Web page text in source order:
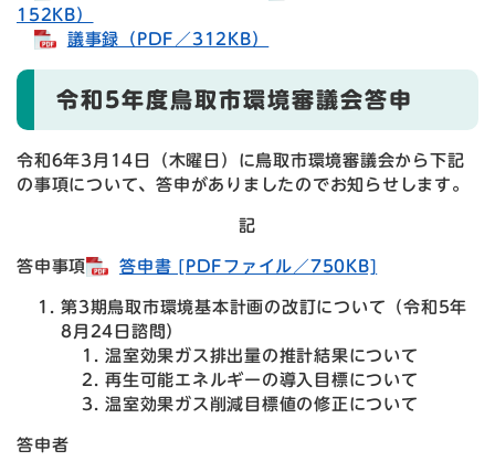
152KB）​
議事録（PDF／312KB）​
令和5年度鳥取市環境審議会答申
令和6年3月14日（木曜日）に鳥取市環境審議会から下記
の事項について、答申がありましたのでお知らせします。
記
答申事項 答申書 [PDFファイル／750KB]
第3期鳥取市環境基本計画の改訂について（令和5年
8月24日諮問）
温室効果ガス排出量の推計結果について
再生可能エネルギーの導入目標について
温室効果ガス削減目標値の修正について
答申者